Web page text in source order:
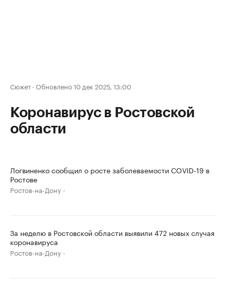
Сюжет · Обновлено 10 дек 2025, 13:00
Коронавирус в Ростовской
области
Логвиненко сообщил о росте заболеваемости COVID-19 в
Ростове
Ростов-на-Дону
За неделю в Ростовской области выявили 472 новых случая
коронавируса
Ростов-на-Дону